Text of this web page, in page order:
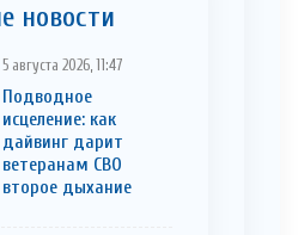
новости
5 августа 2026, 11:47
Подводное
исцеление: как
дайвинг дарит
ветеранам СВО
второе дыхание